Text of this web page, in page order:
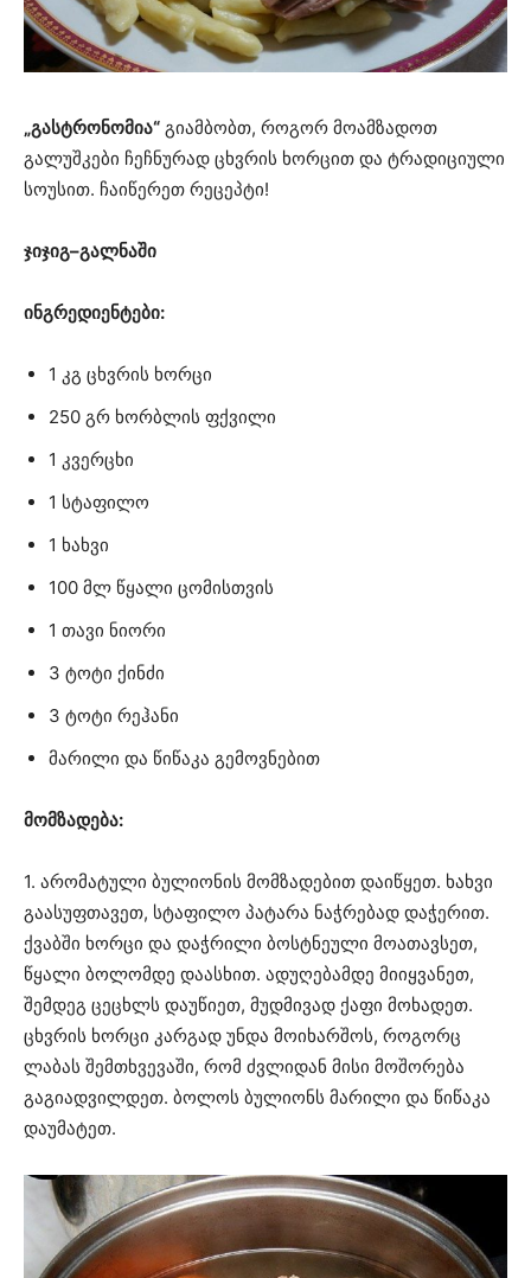
„გასტრონომია“ გიამბობთ, როგორ მოამზადოთ
გალუშკები ჩეჩნურად ცხვრის ხორცით და ტრადიციული
სოუსით. ჩაიწერეთ რეცეპტი!
ჯიჯიგ–გალნაში
ინგრედიენტები:
1 კგ ცხვრის ხორცი
250 გრ ხორბლის ფქვილი
1 კვერცხი
1 სტაფილო
1 ხახვი
100 მლ წყალი ცომისთვის
1 თავი ნიორი
3 ტოტი ქინძი
3 ტოტი რეჰანი
მარილი და წიწაკა გემოვნებით
მომზადება:
1. არომატული ბულიონის მომზადებით დაიწყეთ. ხახვი
გაასუფთავეთ, სტაფილო პატარა ნაჭრებად დაჭერით.
ქვაბში ხორცი და დაჭრილი ბოსტნეული მოათავსეთ,
წყალი ბოლომდე დაასხით. ადუღებამდე მიიყვანეთ,
შემდეგ ცეცხლს დაუწიეთ, მუდმივად ქაფი მოხადეთ.
ცხვრის ხორცი კარგად უნდა მოიხარშოს, როგორც
ლაბას შემთხვევაში, რომ ძვლიდან მისი მოშორება
გაგიადვილდეთ. ბოლოს ბულიონს მარილი და წიწაკა
დაუმატეთ.